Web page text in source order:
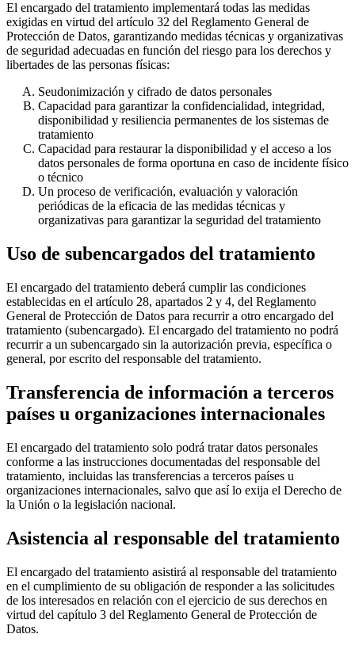
El encargado del tratamiento implementará todas las medidas
exigidas en virtud del artículo 32 del Reglamento General de
Protección de Datos, garantizando medidas técnicas y organizativas
de seguridad adecuadas en función del riesgo para los derechos y
libertades de las personas físicas:
Seudonimización y cifrado de datos personales
Capacidad para garantizar la confidencialidad, integridad,
disponibilidad y resiliencia permanentes de los sistemas de
tratamiento
Capacidad para restaurar la disponibilidad y el acceso a los
datos personales de forma oportuna en caso de incidente físico
o técnico
Un proceso de verificación, evaluación y valoración
periódicas de la eficacia de las medidas técnicas y
organizativas para garantizar la seguridad del tratamiento
Uso de subencargados del tratamiento
El encargado del tratamiento deberá cumplir las condiciones
establecidas en el artículo 28, apartados 2 y 4, del Reglamento
General de Protección de Datos para recurrir a otro encargado del
tratamiento (subencargado). El encargado del tratamiento no podrá
recurrir a un subencargado sin la autorización previa, específica o
general, por escrito del responsable del tratamiento.
Transferencia de información a terceros
países u organizaciones internacionales
El encargado del tratamiento solo podrá tratar datos personales
conforme a las instrucciones documentadas del responsable del
tratamiento, incluidas las transferencias a terceros países u
organizaciones internacionales, salvo que así lo exija el Derecho de
la Unión o la legislación nacional.
Asistencia al responsable del tratamiento
El encargado del tratamiento asistirá al responsable del tratamiento
en el cumplimiento de su obligación de responder a las solicitudes
de los interesados en relación con el ejercicio de sus derechos en
virtud del capítulo 3 del Reglamento General de Protección de
Datos.